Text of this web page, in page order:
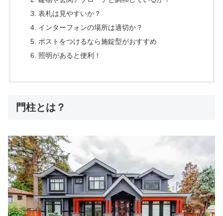
表札は見やすいか？
インターフォンの場所は適切か？
ポストをつけるなら施錠型がおすすめ
照明があると便利！
門柱とは？